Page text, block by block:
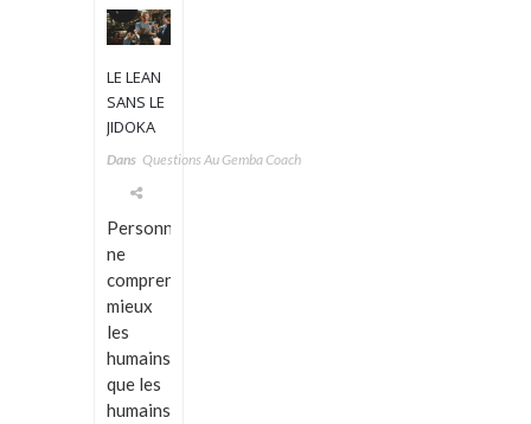
LE LEAN
SANS LE
JIDOKA
N’EST
FORDISME
Dans Questions Au Gemba Coach
Personne
ne
comprend
mieux
les
humains
que les
humains